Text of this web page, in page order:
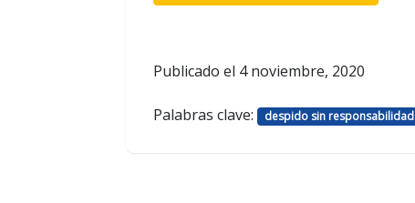
Publicado el 4 noviembre, 2020
Palabras clave: despido sin responsabilidad